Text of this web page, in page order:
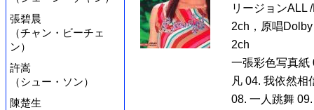
張碧晨
（チャン・ビーチェ
ン）
許嵩
（シュー・ソン）
陳楚生
リージョンALL
2ch，原唱
2ch
一張彩色写真紙
凡 04. 我依然相
08. 一人跳舞